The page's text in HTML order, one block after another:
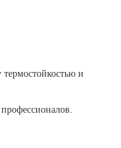
и
профессионалов.